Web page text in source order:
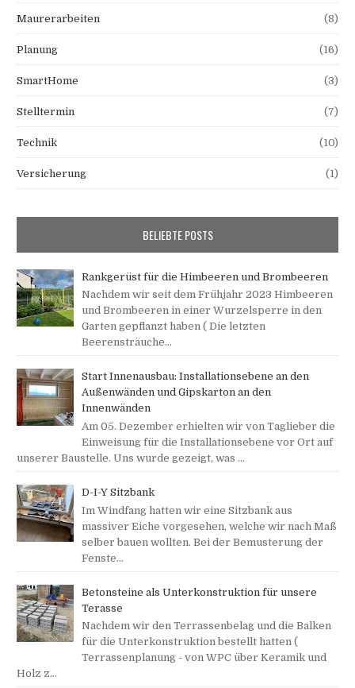
Maurerarbeiten (8)
Planung (16)
SmartHome (3)
Stelltermin (7)
Technik (10)
Versicherung (1)
BELIEBTE POSTS
Rankgerüst für die Himbeeren und Brombeeren
Nachdem wir seit dem Frühjahr 2023 Himbeeren
und Brombeeren in einer Wurzelsperre in den
Garten gepflanzt haben ( Die letzten
Beerensträuche...
Start Innenausbau: Installationsebene an den
Außenwänden und Gipskarton an den
Innenwänden
Am 05. Dezember erhielten wir von Taglieber die
Einweisung für die Installationsebene vor Ort auf
unserer Baustelle. Uns wurde gezeigt, was ...
D-I-Y Sitzbank
Im Windfang hatten wir eine Sitzbank aus
massiver Eiche vorgesehen, welche wir nach Maß
selber bauen wollten. Bei der Bemusterung der
Fenste...
Betonsteine als Unterkonstruktion für unsere
Terasse
Nachdem wir den Terrassenbelag und die Balken
für die Unterkonstruktion bestellt hatten (
Terrassenplanung - von WPC über Keramik und
Holz z...